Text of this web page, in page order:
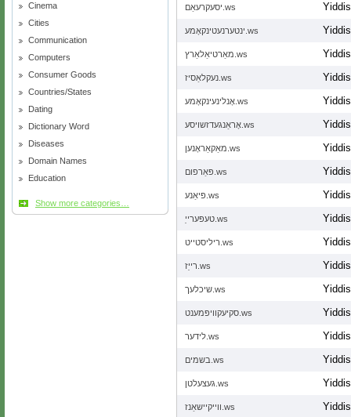
Cinema
Cities
Communication
Computers
Consumer Goods
Countries/States
Dating
Dictionary Word
Diseases
Domain Names
Education
Show more categories…
יסעקרעאַם.ws
ינטערנעטינקאָמע.ws
מאַרטיאַלאַרץ.ws
נעקלאַסיז.ws
אָנלינעינקאָמע.ws
אָראַנגעדזשויסע.ws
מאַקאַראָנען.ws
פּאַרפום.ws
פּיאַנע.ws
טעפּערייַ.ws
ריליסטייט.ws
רייַז.ws
שיכלעך.ws
סקיעקוויפּמענט.ws
לידער.ws
בשמים.ws
געצעלטן.ws
ווייקיישאַנז.ws